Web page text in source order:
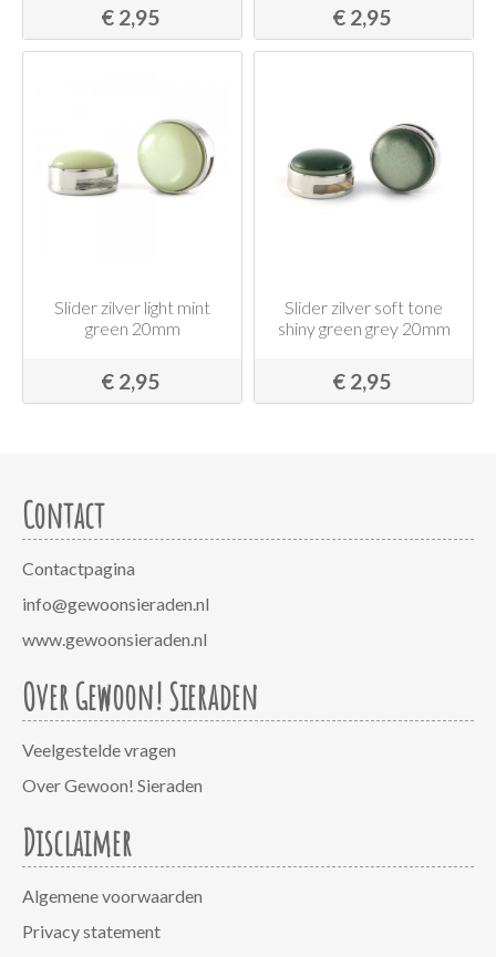
€ 2,95 € 2,95
Slider zilver light mint
green 20mm
€ 2,95
Slider zilver soft tone
shiny green grey 20mm
€ 2,95
Contact
Contactpagina
info@gewoonsieraden.nl
www.gewoonsieraden.nl
Over Gewoon! Sieraden
Veelgestelde vragen
Over Gewoon! Sieraden
Disclaimer
Algemene voorwaarden
Privacy statement